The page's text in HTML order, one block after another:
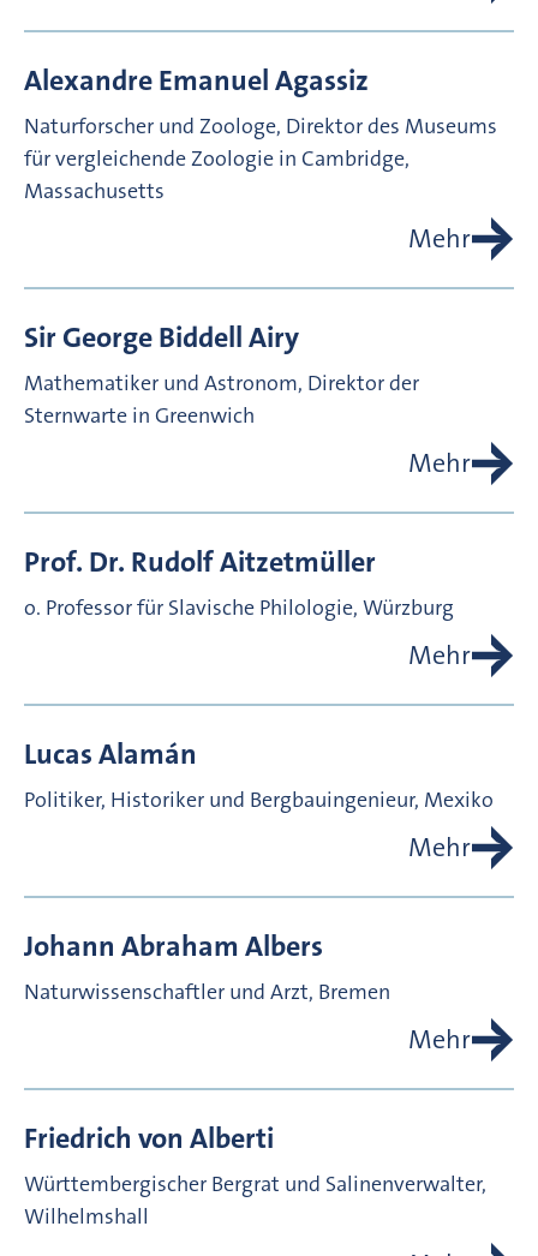
Alexandre EmanuelAgassiz
Naturforscher und Zoologe, Direktor des Museums
für vergleichende Zoologie in Cambridge,
Massachusetts
Mehr
Sir George BiddellAiry
Mathematiker und Astronom, Direktor der
Sternwarte in Greenwich
Mehr
Prof. Dr. RudolfAitzetmüller
o. Professor für Slavische Philologie, Würzburg
Mehr
LucasAlamán
Politiker, Historiker und Bergbauingenieur, Mexiko
Mehr
Johann AbrahamAlbers
Naturwissenschaftler und Arzt, Bremen
Mehr
Friedrich von Alberti
Württembergischer Bergrat und Salinenverwalter,
Wilhelmshall